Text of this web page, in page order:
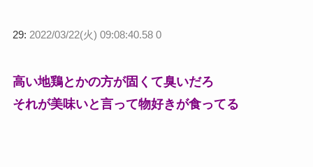
29: 2022/03/22(火) 09:08:40.58 0
高い地鶏とかの方が固くて臭いだろ
それが美味いと言って物好きが食ってる